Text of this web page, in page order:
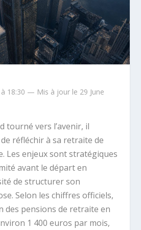
à 18:30 — Mis à jour le 29 June
tourné vers l’avenir, il
réfléchir à sa retraite de
Les enjeux sont stratégiques
avant le départ en
de structurer son
Selon les chiffres officiels,
des pensions de retraite en
1 400 euros par mois,